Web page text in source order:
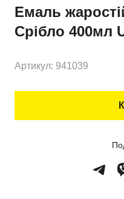
Емаль
Срібло 400мл
Артикул: 941039